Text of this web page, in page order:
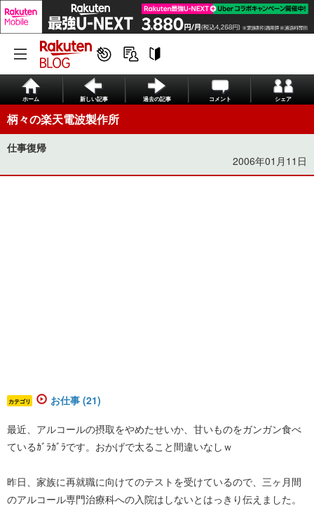
ホーム 新しい記事 過去の記事 コメント シェア
柄々の楽天電波製作所
仕事復帰
2006年01月11日
カテゴリ お仕事 (21)
最近、アルコールの摂取をやめたせいか、甘いものをガンガン食べ
ているｶﾞﾗｶﾞﾗです。おかげで太ること間違いなしｗ
昨日、家族に再就職に向けてのテストを受けているので、三ヶ月間
のアルコール専門治療科への入院はしないとはっきり伝えました。